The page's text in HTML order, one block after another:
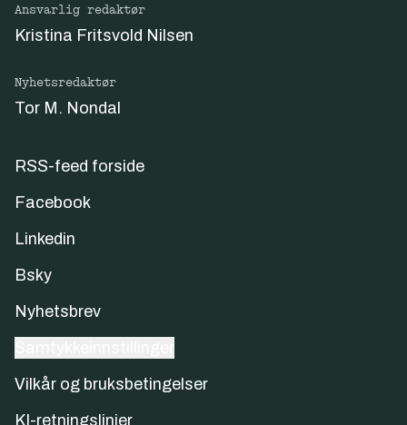
Ansvarlig redaktør
Kristina Fritsvold Nilsen
Nyhetsredaktør
Tor M. Nondal
RSS-feed forside
Facebook
Linkedin
Bsky
Nyhetsbrev
Vilkår og bruksbetingelser
KI-retningslinjer